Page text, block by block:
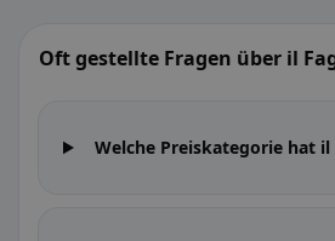
Oft gestellte Fragen über il
Welche Preiskategorie hat